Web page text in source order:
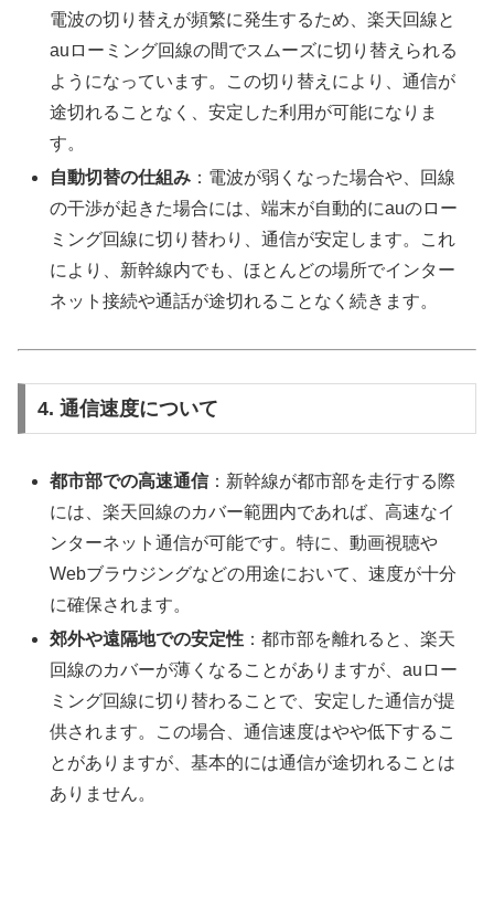
電波の切り替えが頻繁に発生するため、楽天回線と
auローミング回線の間でスムーズに切り替えられる
ようになっています。この切り替えにより、通信が
途切れることなく、安定した利用が可能になりま
す。
自動切替の仕組み ：電波が弱くなった場合や、回線
の干渉が起きた場合には、端末が自動的にauのロー
ミング回線に切り替わり、通信が安定します。これ
により、新幹線内でも、ほとんどの場所でインター
ネット接続や通話が途切れることなく続きます。
4. 通信速度について
都市部での高速通信：新幹線が都市部を走行する際
には、楽天回線のカバー範囲内であれば、高速なイ
ンターネット通信が可能です。特に、動画視聴や
Webブラウジングなどの用途において、速度が十分
に確保されます。
郊外や遠隔地での安定性 ：都市部を離れると、楽天
回線のカバーが薄くなることがありますが、auロー
ミング回線に切り替わることで、安定した通信が提
供されます。この場合、通信速度はやや低下するこ
とがありますが、基本的には通信が途切れることは
ありません。